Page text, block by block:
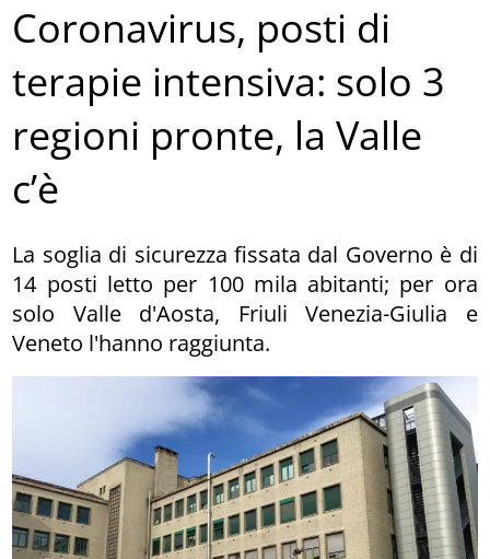
Coronavirus, posti di
terapie intensiva: solo 3
regioni pronte, la Valle
c’è
La soglia di sicurezza fissata dal Governo è di
14 posti letto per 100 mila abitanti; per ora
solo Valle d'Aosta, Friuli Venezia-Giulia e
Veneto l'hanno raggiunta.